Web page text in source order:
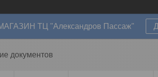
ТЦ "Александров Пассаж"
документов